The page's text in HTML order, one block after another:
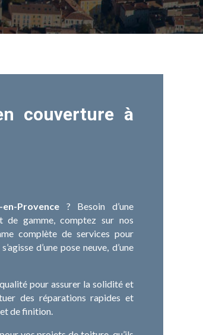
couverture à
Provence ? Besoin d’une
de gamme, comptez sur nos
complète de services pour
d’une pose neuve, d’une
pour assurer la solidité et
des réparations rapides et
de finition.